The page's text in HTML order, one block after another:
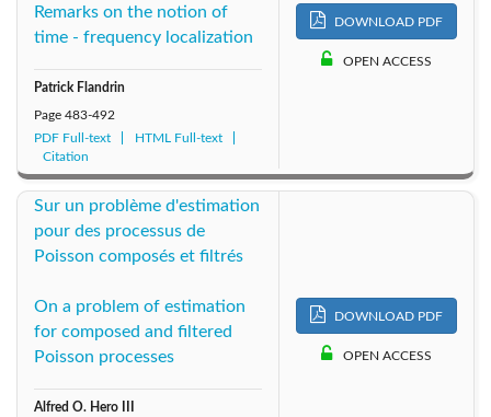
Remarks on the notion of
time - frequency localization
Patrick Flandrin
Page 483-492
PDF Full-text
HTML Full-text
Citation
DOWNLOAD PDF
OPEN ACCESS
Sur un problème d'estimation
pour des processus de
Poisson composés et filtrés
On a problem of estimation
for composed and filtered
Poisson processes
Alfred O. Hero III
DOWNLOAD PDF
OPEN ACCESS